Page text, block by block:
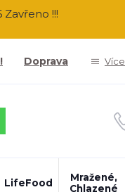
Zavřeno !!!
Doprava Více
LifeFood
Mražené,
Chlazené